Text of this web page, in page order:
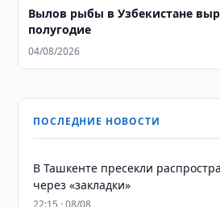
Вылов рыбы в Узбекистане
полугодие
04/08/2026
ПОСЛЕДНИЕ НОВОСТИ
В Ташкенте пресекли
через «закладки»
22:15 · 08/08